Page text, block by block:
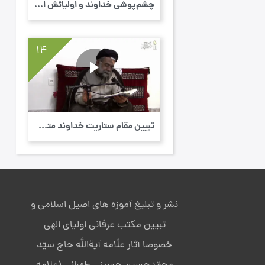
چشم‌پوشی خداوند و اولیائش از خطاهای انسان ...
14
تبیین مقام ستاریت خداوند متعال - ابو حمزه ...
نشر و تبلیغ آموزه های اصیل اسلامی و
تبیین مکتب عرفانی اولیای الهی
خصوصا آثار علّامه آیةالله حاج سیّد